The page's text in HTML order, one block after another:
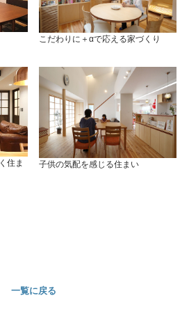
こだわりに＋αで応える家づくり
住ま
子供の気配を感じる住まい
一覧に戻る